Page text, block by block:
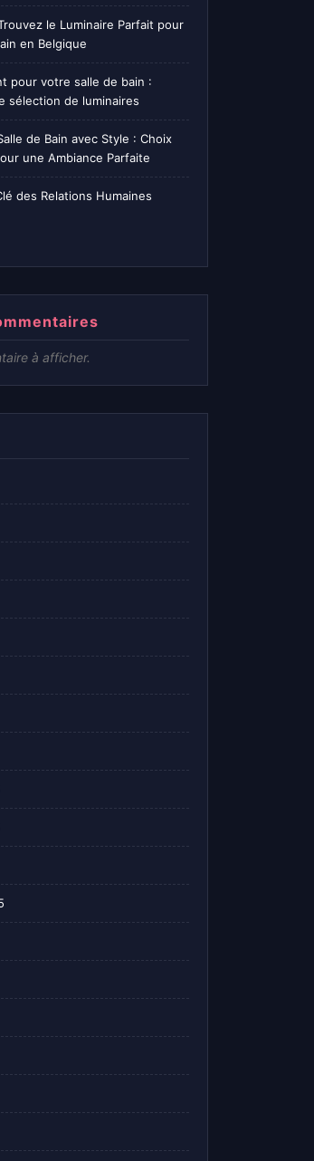
le Luminaire Parfait pour
en Belgique
pour votre salle de bain :
sélection de luminaires
de Bain avec Style : Choix
une Ambiance Parfaite
des Relations Humaines
à afficher.